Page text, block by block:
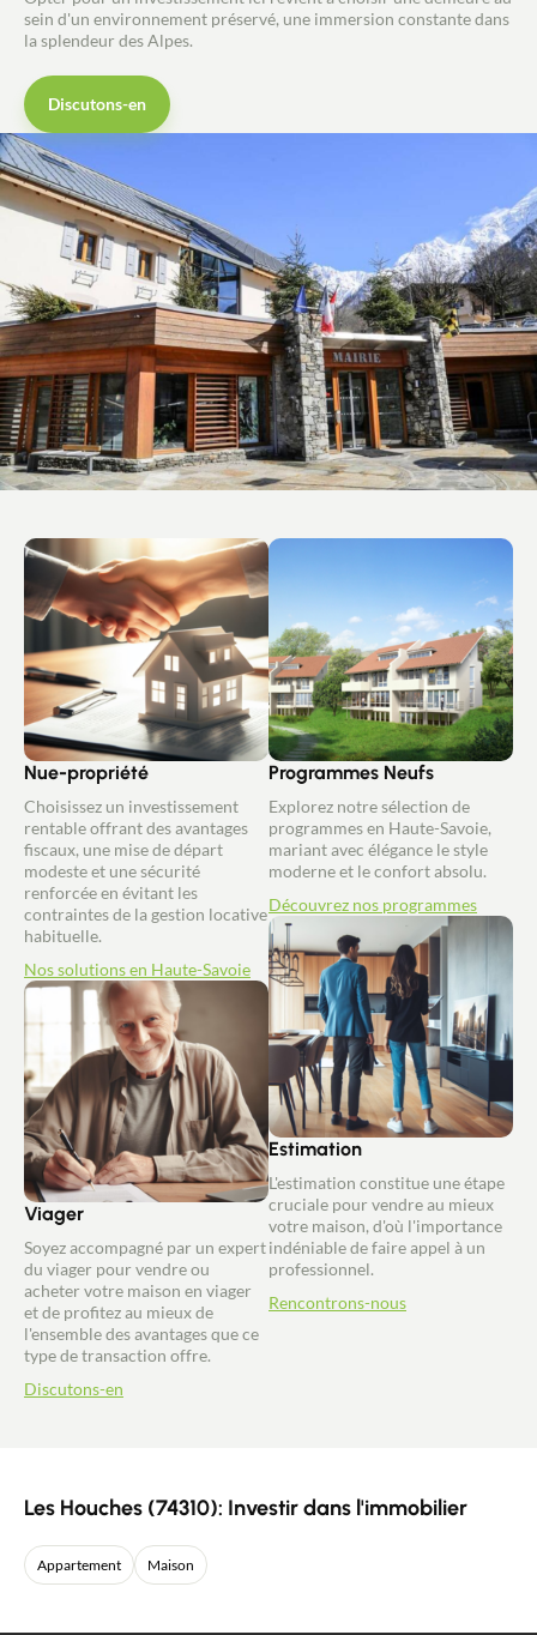
sein d'un environnement préservé, une immersion constante dans
la splendeur des Alpes.
Discutons-en
Nue-propriété
Choisissez un investissement
rentable offrant des avantages
fiscaux, une mise de départ
modeste et une sécurité
renforcée en évitant les
contraintes de la gestion locative
habituelle.
Nos solutions en Haute-Savoie
Viager
Soyez accompagné par un expert
du viager pour vendre ou
acheter votre maison en viager
et de profitez au mieux de
l'ensemble des avantages que ce
type de transaction offre.
Discutons-en
Programmes Neufs
Explorez notre sélection de
programmes en Haute-Savoie,
mariant avec élégance le style
moderne et le confort absolu.
Découvrez nos programmes
Estimation
L'estimation constitue une étape
cruciale pour vendre au mieux
votre maison, d'où l'importance
indéniable de faire appel à un
professionnel.
Rencontrons-nous
Les Houches (74310): Investir dans l'immobilier
Appartement Maison